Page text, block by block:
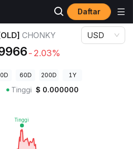
Daftar
[OLD] CHONKY
CHONKY
-2.03%
USD
60D 200D 1Y
Tinggi $ 0.000000